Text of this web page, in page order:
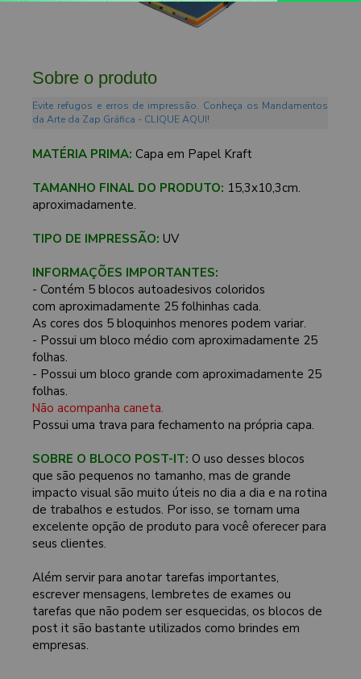
Sobre o produto
Evite refugos e erros de impressão. Conheça os Mandamentos
da Arte da Zap Gráfica - CLIQUE AQUI!
MATÉRIA PRIMA: Capa em Papel Kraft
TAMANHO FINAL DO PRODUTO: 15,3x10,3cm.
aproximadamente.
TIPO DE IMPRESSÃO: UV
INFORMAÇÕES IMPORTANTES:
- Contém 5 blocos autoadesivos coloridos
com aproximadamente 25 folhinhas cada.
As cores dos 5 bloquinhos menores podem variar.
- Possui um bloco médio com aproximadamente 25
folhas.
- Possui um bloco grande com aproximadamente 25
folhas.
Não acompanha caneta.
Possui uma trava para fechamento na própria capa.
SOBRE O BLOCO POST-IT: O uso desses blocos
que são pequenos no tamanho, mas de grande
impacto visual são muito úteis no dia a dia e na rotina
de trabalhos e estudos. Por isso, se tornam uma
excelente opção de produto para você oferecer para
seus clientes.
Além servir para anotar tarefas importantes,
escrever mensagens, lembretes de exames ou
tarefas que não podem ser esquecidas, os blocos de
post it são bastante utilizados como brindes em
empresas.